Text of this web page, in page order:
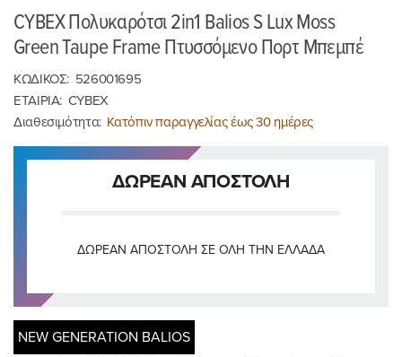
CYBEX Πολυκαρότσι 2in1 Balios S Lux Moss
Green Taupe Frame Πτυσσόμενο Πορτ Μπεμπέ
ΚΩΔΙΚΟΣ: 526001695
ΕΤΑΙΡΙΑ: CYBEX
Διαθεσιμότητα: Κατόπιν παραγγελίας έως 30 ημέρες
ΔΩΡΕΑΝ ΑΠΟΣΤΟΛΗ
ΔΩΡΕΆΝ ΑΠΟΣΤΟΛΉ ΣΕ ΌΛΗ ΤΗΝ ΕΛΛΆΔΑ
NEW GENERATION BALIOS